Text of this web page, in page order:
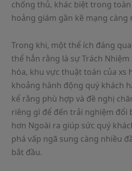
chống thủ, khác biệt trong
hoảng giám gần kề mạng càng
Trong khi, một thể ích đáng
thể hẳn rằng là sự Trách
hóa, khu vực thuật toán của xs
khoảng hành động quý khách
kể rằng phù hợp và đề nghị
riêng gì để đến trải nghiệm đổi
hơn Ngoài ra giúp sức quý
phá vấp ngã sung càng nhiều
bắt đầu.